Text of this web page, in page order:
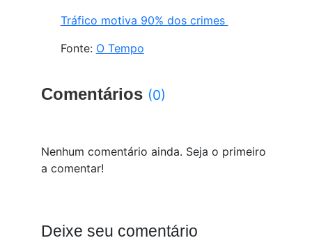
Tráfico motiva 90% dos crimes
Fonte: O Tempo
Comentários (0)
Nenhum comentário ainda. Seja o primeiro
a comentar!
Deixe seu comentário